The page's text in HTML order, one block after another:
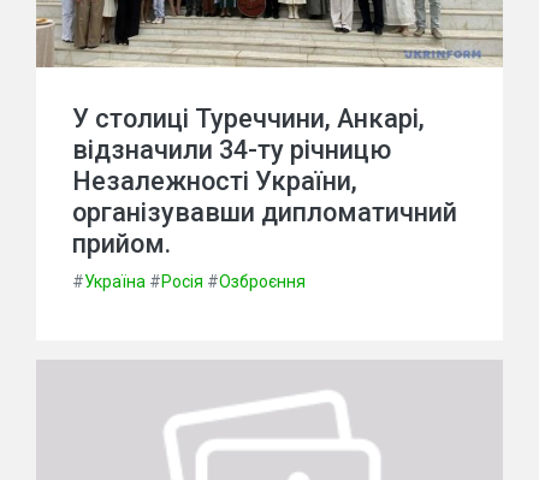
У столиці Туреччини, Анкарі,
відзначили 34-ту річницю
Незалежності України,
організувавши дипломатичний
прийом.
#Україна #Росія #Озброєння